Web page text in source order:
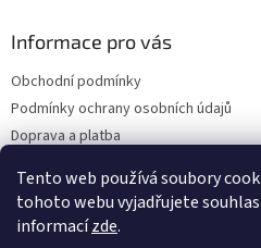
Tento web používá soubory
tohoto webu vyjadřujete
informacízde.
Informace pro vás
Obchodní podmínky
Podmínky ochrany osobních údajů
Doprava a platba
Kontakty